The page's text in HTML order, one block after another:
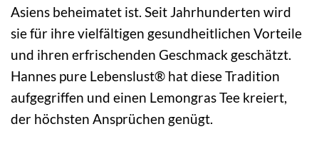
Asiens beheimatet ist. Seit Jahrhunderten wird
sie für ihre vielfältigen gesundheitlichen Vorteile
und ihren erfrischenden Geschmack geschätzt.
Hannes pure Lebenslust® hat diese Tradition
aufgegriffen und einen Lemongras Tee kreiert,
der höchsten Ansprüchen genügt.